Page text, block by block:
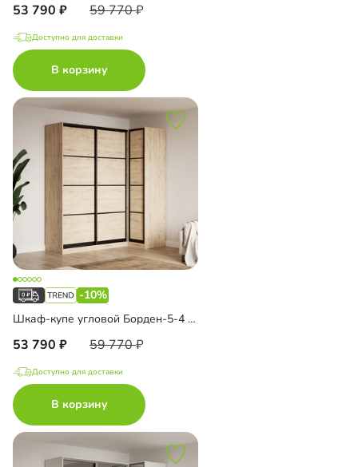
53 790 59 770
Доступно для доставки
В корзину
-10%
Шкаф-купе угловой Борден-5-4 1100
53 790 59 770
Доступно для доставки
В корзину